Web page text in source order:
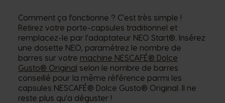
Comment ça fonctionne ? C'est très simple !
Retirez votre porte-capsules traditionnel et
remplacez-le par l'adaptateur NEO Start®. Insérez
une dosette NEO, paramétrez le nombre de
barres sur votre machine NESCAFÉ® Dolce
Gusto® Original selon le nombre de barres
conseillé pour la même référence parmi les
capsules NESCAFÉ® Dolce Gusto® Original. Il ne
reste plus qu'a déguster !